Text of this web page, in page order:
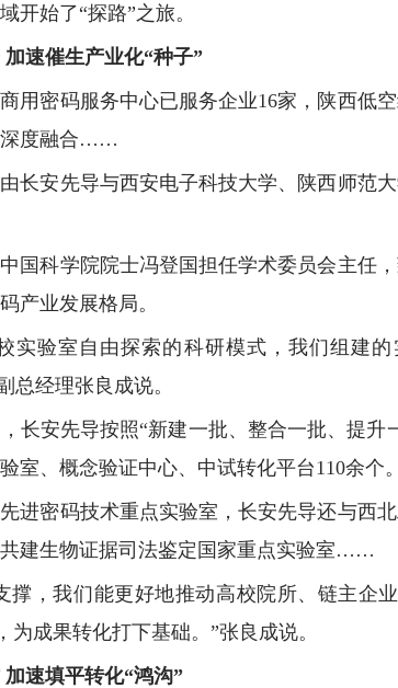
开始了“探路”之旅。
速催生产业化“种子”
用密码服务中心已服务企业16家，陕西低
深度融合……
长安先导与西安电子科技大学、陕西师范
国科学院院士冯登国担任学术委员会主任
产业发展格局。
实验室自由探索的科研模式，我们组建
总经理张良成说。
长安先导按照“新建一批、整合一批、提
室、概念验证中心、中试转化平台110余个。
进密码技术重点实验室，长安先导还与西
建生物证据司法鉴定国家重点实验室……
撑，我们能更好地推动高校院所、链主企
为成果转化打下基础。”张良成说。
速填平转化“鸿沟”